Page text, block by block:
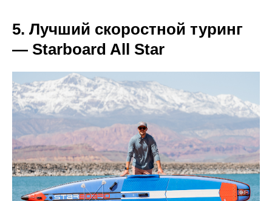
5. Лучший скоростной туринг
— Starboard All Star